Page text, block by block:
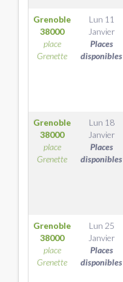
Grenoble
38000
place
Grenette
Lun 11
Janvier
Places
disponibles
Grenoble
38000
place
Grenette
Lun 18
Janvier
Places
disponibles
Grenoble
38000
place
Grenette
Lun 25
Janvier
Places
disponibles